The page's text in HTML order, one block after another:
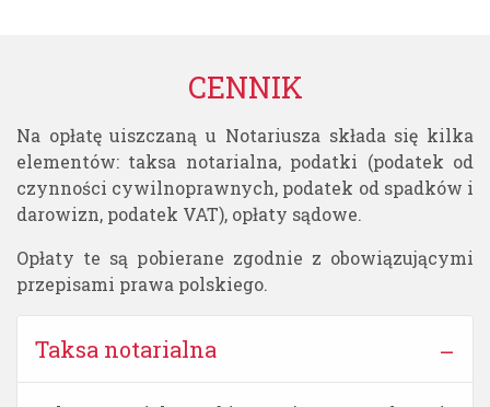
CENNIK
Na opłatę uiszczaną u Notariusza składa się kilka
elementów: taksa notarialna, podatki (podatek od
czynności cywilnoprawnych, podatek od spadków i
darowizn, podatek VAT), opłaty sądowe.
Opłaty te są pobierane zgodnie z obowiązującymi
przepisami prawa polskiego.
Taksa notarialna